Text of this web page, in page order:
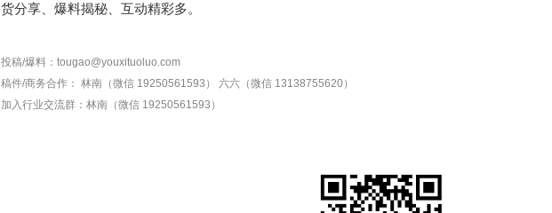
货分享、爆料揭秘、互动精彩多。
投稿/爆料：tougao@youxituoluo.com
稿件/商务合作： 林南（微信 19250561593）
六六（微信 13138755620）
加入行业交流群： 林南（微信 19250561593）